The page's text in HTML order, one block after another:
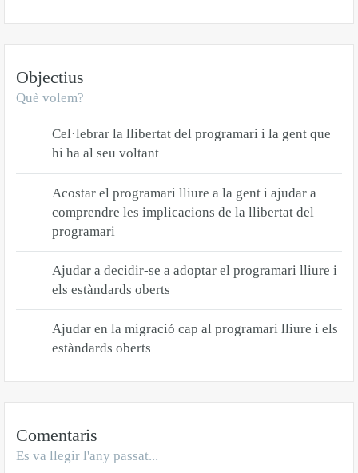
Objectius
Què volem?
Cel·lebrar la llibertat del programari i la gent que
hi ha al seu voltant
Acostar el programari lliure a la gent i ajudar a
comprendre les implicacions de la llibertat del
programari
Ajudar a decidir-se a adoptar el programari lliure i
els estàndards oberts
Ajudar en la migració cap al programari lliure i els
estàndards oberts
Comentaris
Es va llegir l'any passat...